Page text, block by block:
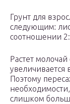
Грунт для
следующим:
соотношении
Растет
увеличивается
Поэтому
слишком